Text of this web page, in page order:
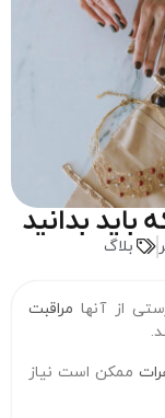
بلاگ
از آنها مراقبت
ممکن است نیاز